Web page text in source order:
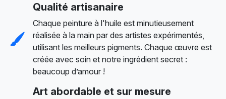
Qualité artisanaire
Chaque peinture à l'huile est minutieusement
réalisée à la main par des artistes expérimentés,
utilisant les meilleurs pigments. Chaque œuvre est
créée avec soin et notre ingrédient secret :
beaucoup d’amour !
Art abordable et sur mesure